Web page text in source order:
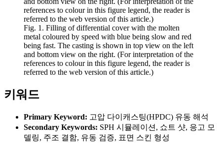
Fig. 1. Filling of differential cover with the molten
metal coloured by speed with blue being slow and red
being fast. The casting is shown in top view on the left
and bottom view on the right. (For interpretation of the
references to colour in this figure legend, the reader is
referred to the web version of this article.)
키워드
Primary Keyword: 고압 다이캐스팅(HPDC) 유동 해석
Secondary Keywords: SPH 시뮬레이션, 쇼트 샷, 응고 모
델링, 주조 결함, 유동 검증, 표면 스킨 형성